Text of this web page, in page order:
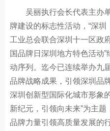
吴丽执行会长代表主办单
牌建设的标志性活动，“深圳
工业总会联合深圳十一区政
国品牌日深圳地方特色活动”
动序列。迄今已连续举办九
品牌战略成果，引领深圳品
深圳创新型国际化城市形象
新纪元，引领向未来”为主题
品牌力量引领高质量发展的